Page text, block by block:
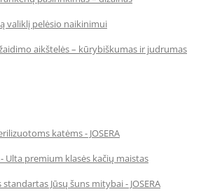
valiklį pelėsio naikinimui
aikštelės – kūrybiškumas ir judrumas
katėms - JOSERA
- Ulta premium klasės kačių maistas
Jūsų šuns mitybai - JOSERA